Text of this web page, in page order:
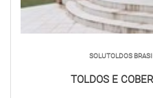
SOLUTOLDOS
TOLDOS E